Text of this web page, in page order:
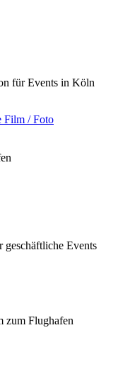
für Events in Köln
Film / Foto
geschäftliche Events
zum Flughafen